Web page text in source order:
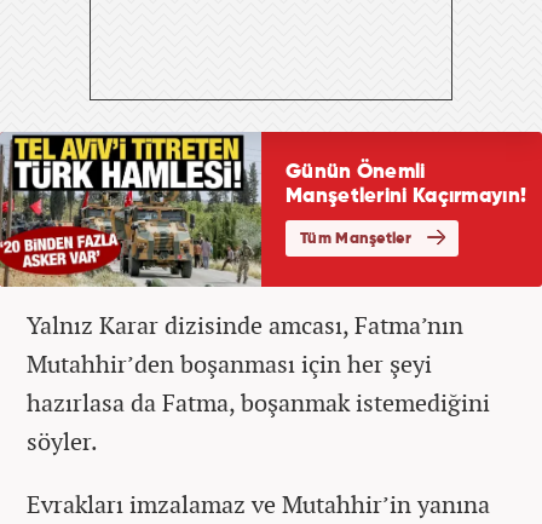
Yalnız Karar dizisinde amcası, Fatma’nın
Mutahhir’den boşanması için her şeyi
hazırlasa da Fatma, boşanmak istemediğini
söyler.
Evrakları imzalamaz ve Mutahhir’in yanına